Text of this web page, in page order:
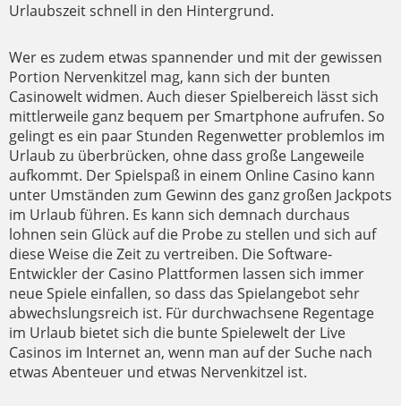
Urlaubszeit schnell in den Hintergrund.
Wer es zudem etwas spannender und mit der gewissen
Portion Nervenkitzel mag, kann sich der bunten
Casinowelt widmen. Auch dieser Spielbereich lässt sich
mittlerweile ganz bequem per Smartphone aufrufen. So
gelingt es ein paar Stunden Regenwetter problemlos im
Urlaub zu überbrücken, ohne dass große Langeweile
aufkommt. Der Spielspaß in einem Online Casino kann
unter Umständen zum Gewinn des ganz großen Jackpots
im Urlaub führen. Es kann sich demnach durchaus
lohnen sein Glück auf die Probe zu stellen und sich auf
diese Weise die Zeit zu vertreiben. Die Software-
Entwickler der Casino Plattformen lassen sich immer
neue Spiele einfallen, so dass das Spielangebot sehr
abwechslungsreich ist. Für durchwachsene Regentage
im Urlaub bietet sich die bunte Spielewelt der Live
Casinos im Internet an, wenn man auf der Suche nach
etwas Abenteuer und etwas Nervenkitzel ist.